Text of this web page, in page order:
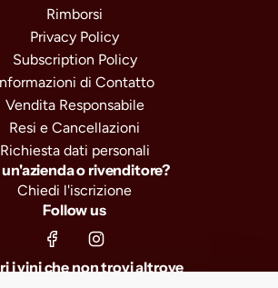
Rimborsi
Privacy Policy
Subscription Policy
di Contatto
Vendita Responsabile
Resi e Cancellazioni
Richiesta dati personali
un'azienda o rivenditore?
Chiedi l'iscrizione
Follow us
i vini che non trovi altrove